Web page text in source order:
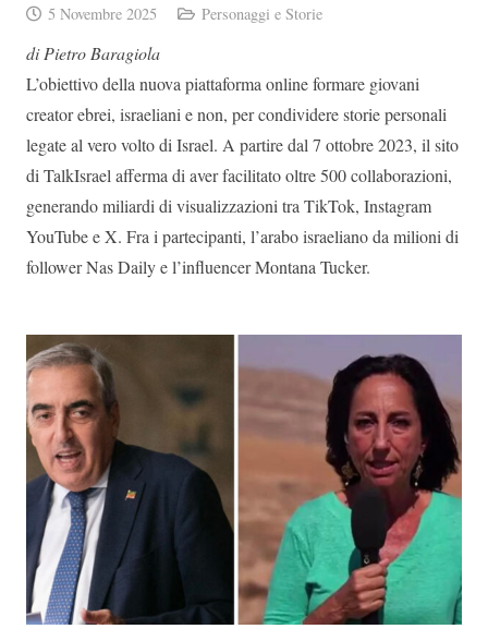
5 Novembre 2025 Personaggi e Storie
di Pietro Baragiola
L’obiettivo della nuova piattaforma online formare giovani
creator ebrei, israeliani e non, per condividere storie personali
legate al vero volto di Israel. A partire dal 7 ottobre 2023, il sito
di TalkIsrael afferma di aver facilitato oltre 500 collaborazioni,
generando miliardi di visualizzazioni tra TikTok, Instagram
YouTube e X. Fra i partecipanti, l’arabo israeliano da milioni di
follower Nas Daily e l’influencer Montana Tucker.